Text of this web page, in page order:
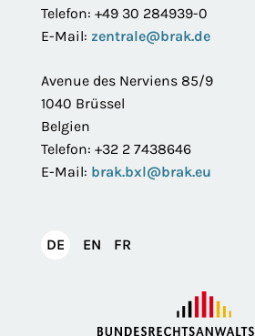
Telefon: +49 30 284939-0
E-Mail: zentrale@brak.de
Avenue des Nerviens 85/9
1040 Brüssel
Belgien
Telefon: +32 2 7438646
E-Mail: brak.bxl@brak.eu
DEDeutsch
EN English
FR